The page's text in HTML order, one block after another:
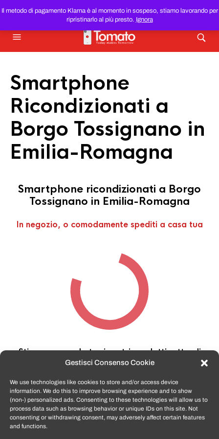
Gestisci Consenso Cookie
We use technologies like cookies to store and/or access device
information. We do this to improve browsing experience and to show
(non-) personalized ads. Consenting to these technologies will allow us to
process data such as browsing behavior or unique IDs on this site. Not
consenting or withdrawing consent, may adversely affect certain features
and functions.
Il metodo di pagamento Klarna è al momento in sospeso, stiamo lavorando per
ripristinarlo al più presto. Ignora
SMARTPHONE E TABLET RICONDIZIONATIAL MIGLIOR
PREZZO DEL WEB!
Smartphone
Ricondizionati a
Borgo Tossignano in
Emilia-Romagna
Smartphone ricondizionati a Borgo
Tossignano in Emilia-Romagna
In negozio, o comodamente spediti a casa tua
Stiamo cercando tra i nostri prodotti, attendi
qualche secondo…
TomatoSmartphone.itè lo shop n.1 in italia per
smartphone ricondizionati garantiti e certificati
di tutte le marche,APPLE, SAMSUNG, HUAWEI,
ONEPLUS, XIAOMI e tanto altro